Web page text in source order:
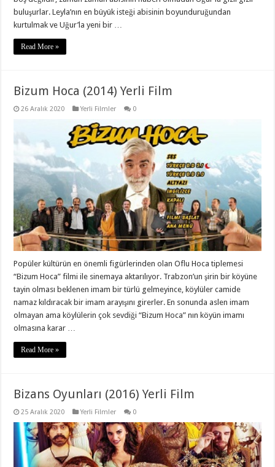
buluşurlar. Leyla’nın en büyük isteği abisinin boyunduruğundan
kurtulmak ve Uğur’la yeni bir …
Read More »
Bizum Hoca (2014) Yerli Film
26 Aralık 2020 Yerli Filmler 0
Popüler kültürün en önemli figürlerinden olan Oflu Hoca tiplemesi
“Bizum Hoca” filmi ile sinemaya aktarılıyor. Trabzon’un şirin bir köyüne
tayin olması beklenen imam bir türlü gelmeyince, köylüler camide
namaz kıldıracak bir imam arayışını girerler. En sonunda aslen imam
olmayan ama köylülerin çok sevdiği “Bizum Hoca” nın köyün imamı
olmasına karar …
Read More »
Bizans Oyunları (2016) Yerli Film
25 Aralık 2020 Yerli Filmler 0